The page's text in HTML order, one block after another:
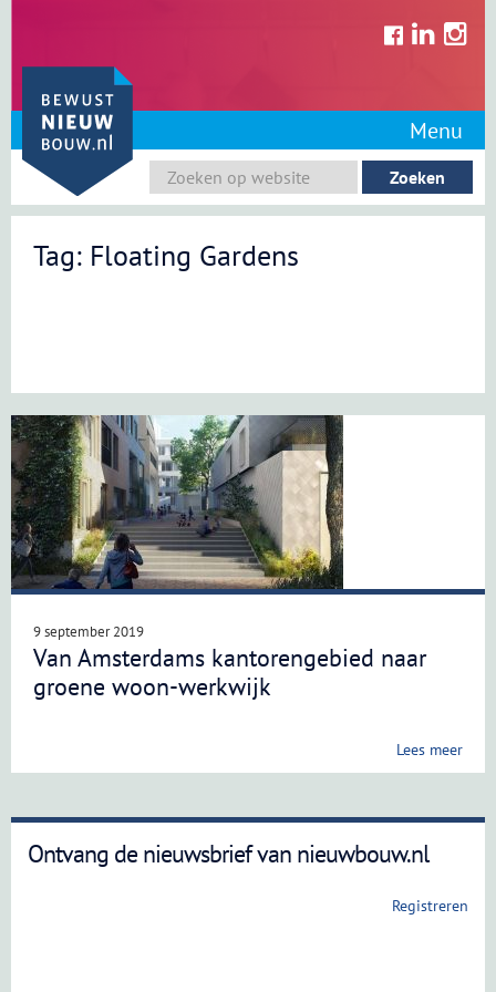
content
Menu
Tag: Floating Gardens
9 september 2019
Van Amsterdams kantorengebied naar
groene woon-werkwijk
Lees meer
Ontvang de nieuwsbrief van nieuwbouw.nl
Registreren